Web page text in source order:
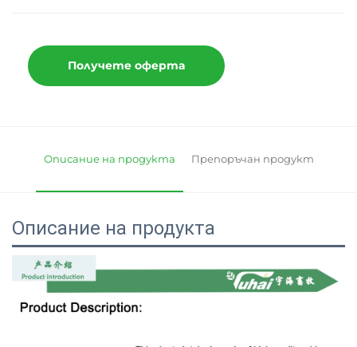
Получете оферта
Описание на продукта Препоръчан продукт
Описание на продукта